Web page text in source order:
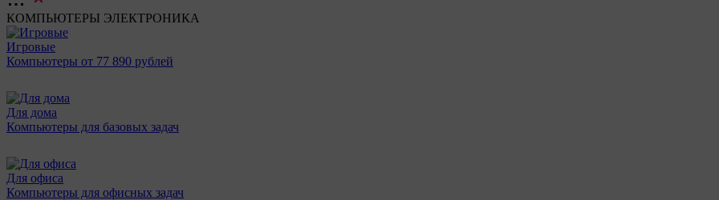
КОМПЬЮТЕРЫ ЭЛЕКТРОНИКА
Игровые
Компьютеры от 77 890 рублей
Для дома
Компьютеры для базовых задач
Для офиса
Компьютеры для офисных задач